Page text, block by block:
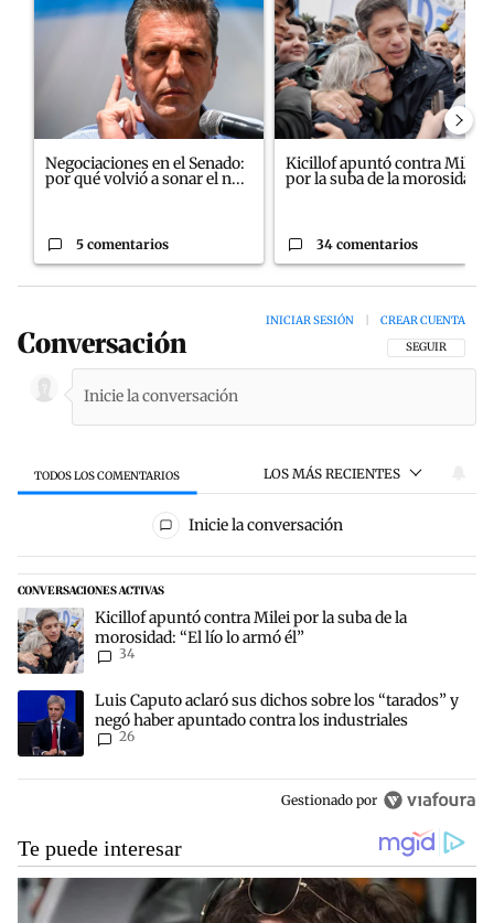
Negociaciones en el Senado:
por qué volvió a sonar el n...
5 comentarios
Kicillof apuntó contra Milei
por la suba de la morosida...
34 comentarios
Conversación SIGA ESTA
SEGUIR
INICIAR SESIÓN CREAR CUENTA
TODOS LOS COMENTARIOS LOS MÁS RECIENTES
Todos los comentarios
Inicie la conversación
CONVERSACIONES ACTIVAS
Este listado muestra los artículos con más comentarios en los
Un artículo de tendencia con el título "Kicillof apuntó contra Milei
Kicillof apuntó contra Milei por la suba de la
morosidad: “El lío lo armó él”
34
Un artículo de tendencia con el título "Luis Caputo aclaró sus
Luis Caputo aclaró sus dichos sobre los “tarados” y
negó haber apuntado contra los industriales
26
Gestionado por